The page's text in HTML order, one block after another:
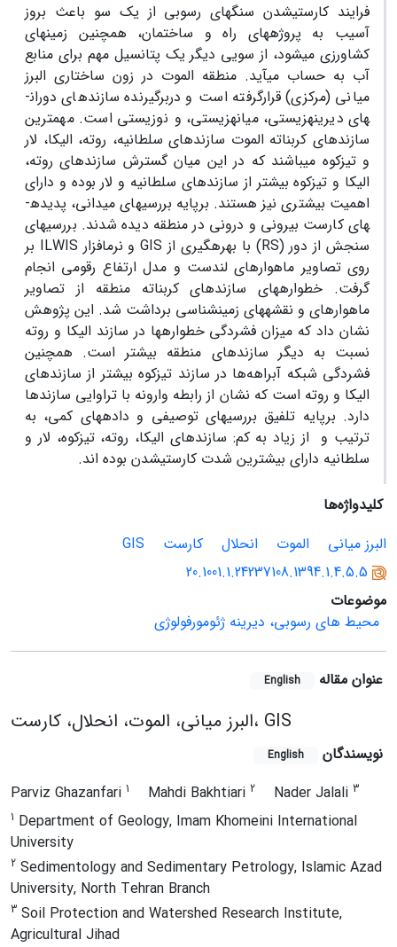
فرایند کارستی­شدن سنگ­های رسوبی از یک سو باعث بروز
آسیب­ به پروژه­های راه و ساختمان، همچنین زمین­های
کشاورزی می­شود، از سویی دیگر یک پتانسیل مهم برای منابع
آب به حساب می­آید. منطقه الموت در زون ساختاری البرز
میانی (مرکزی) قرارگرفته است و دربرگیرنده سازندهای دوران­
های دیرینه­زیستی، میانه­زیستی، و نوزیستی است. مهمترین
سازندهای کربناته الموت سازندهای سلطانیه، روته، الیکا، لار
و تیزکوه می­باشند که در این میان گسترش سازندهای روته،
الیکا و تیزکوه بیشتر از سازندهای سلطانیه و لار بوده و دارای
اهمیت بیشتری نیز هستند. برپایه بررسی­های میدانی، پدیده­
های کارست بیرونی و درونی در منطقه دیده ­شدند. بررسی­های
سنجش از دور (RS) با بهره­گیری از GISو نرم­افزار ILWIS بر
روی تصاویر ماهوارهای لندست و مدل ارتفاع رقومی انجام
گرفت. خطواره­های سازندهای کربناته منطقه از تصاویر
ماهواره­ای و نقشه­های زمین­شناسی برداشت شد. این پژوهش
نشان داد که میزان فشردگی خطواره­ها در سازند الیکا و روته
نسبت به دیگر سازندهای منطقه بیشتر است. همچنین
فشردگی شبکه آبراهه‌ها در سازند تیزکوه بیشتر از سازندهای
الیکا و روته است که نشان از رابطه وارونه با تراوایی سازندها
دارد. برپایه تلفیق بررسی­های توصیفی و داده­های کمی، به
ترتیب و از زیاد به کم: سازندهای الیکا، روته، تیزکوه، لار و
سلطانیه دارای بیشترین شدت کارستی­شدن بوده ­اند.
کلیدواژه‌ها
البرز میانی
الموت انحلال کارست
GIS
20.1001.1.24237108.1394.1.4.5.5
موضوعات
محیط های رسوبی، دیرینه ژئومورفولوژی
عنوان مقاله English
البرز میانی، الموت، انحلال، کارست، GIS
نویسندگان English
Parviz Ghazanfari 1 Mahdi Bakhtiari 2 Nader Jalali 3
1 Department of Geology, Imam Khomeini International
University
2 Sedimentology and Sedimentary Petrology, Islamic Azad
University, North Tehran Branch
3 Soil Protection and Watershed Research Institute,
Agricultural Jihad